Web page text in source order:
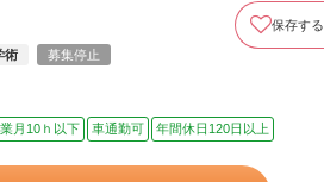
術 募集停止
保存する
月10ｈ以下 車通勤可 年間休日120日以上